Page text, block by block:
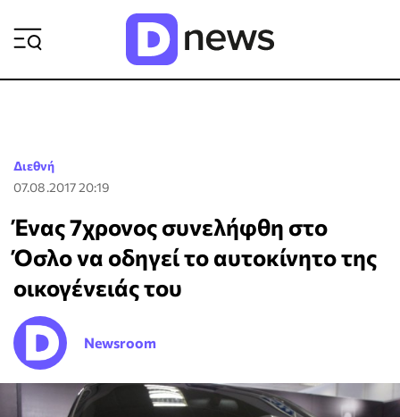
Διεθνή
07.08.2017 20:19
Ένας 7χρονος συνελήφθη στο
Όσλο να οδηγεί το αυτοκίνητο της
οικογένειάς του
Newsroom